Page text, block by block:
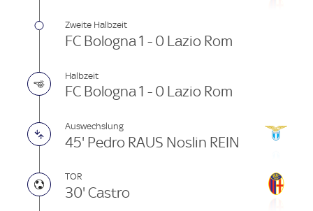
Zweite Halbzeit
FC Bologna 1 - 0 Lazio Rom
Halbzeit
FC Bologna 1 - 0 Lazio Rom
Auswechslung
45' Pedro RAUS Noslin REIN
TOR
30' Castro